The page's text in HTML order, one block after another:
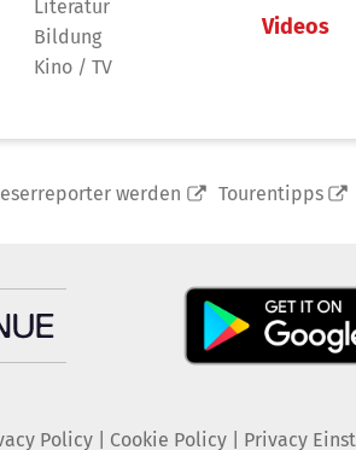
Literatur
Bildung
Kino / TV
Videos
werden Tourentipps
Policy| Cookie Policy| Privacy